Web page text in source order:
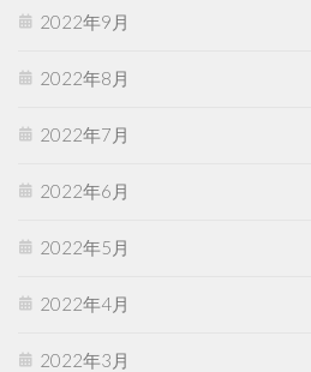
2022年9月
2022年8月
2022年7月
2022年6月
2022年5月
2022年4月
2022年3月